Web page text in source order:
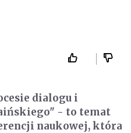
dialogu i
- to temat
naukowej, która